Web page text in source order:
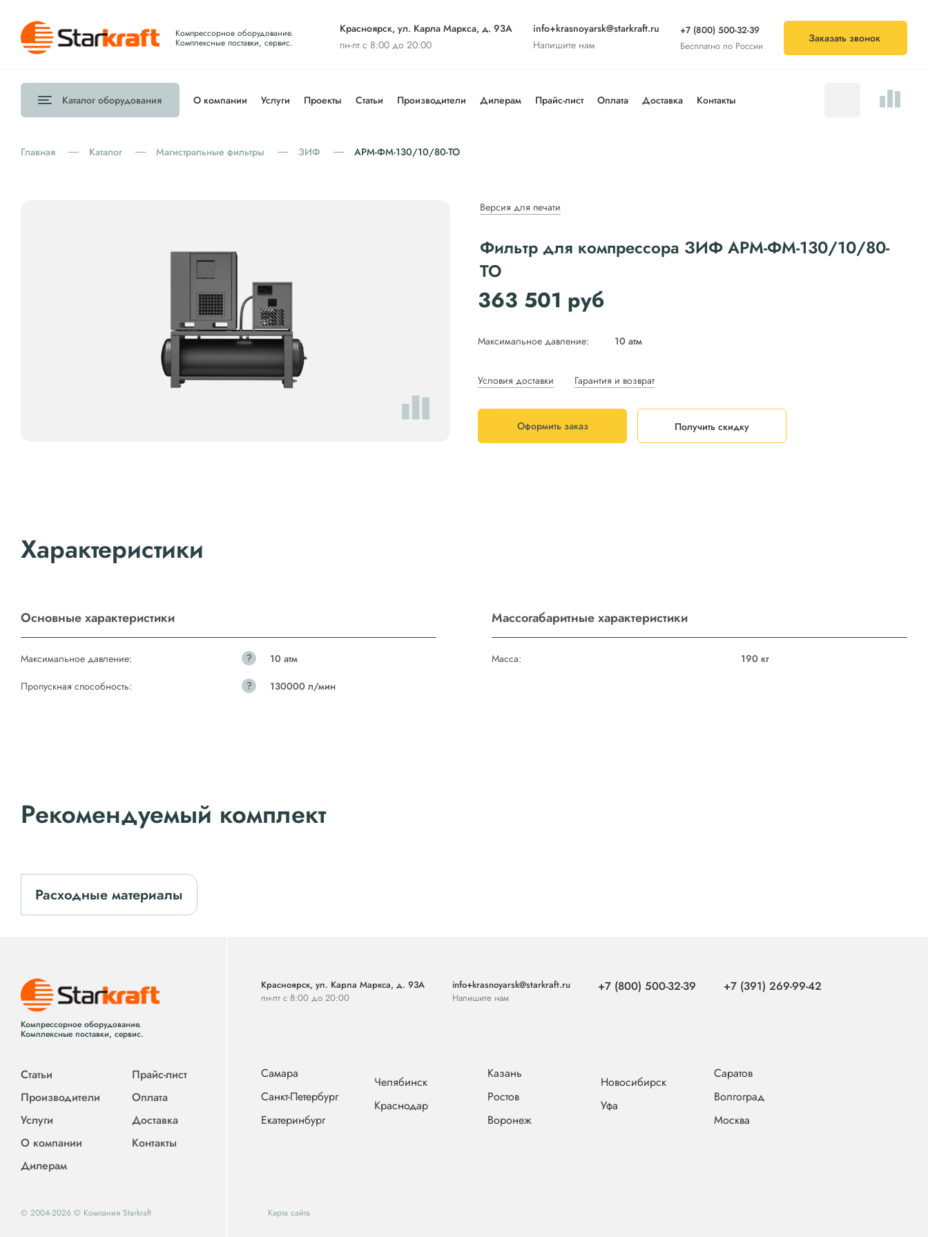
Компрессорное оборудование.
Комплексные поставки, сервис.
Красноярск, ул. Карла Маркса, д. 93А
пн-пт с 8:00 до 20:00
info+krasnoyarsk@starkraft.ru
Напишите нам
+7 (800) 500-32-39
Бесплатно по России
Заказать звонок
Каталог оборудования О компании Услуги Проекты Статьи Производители Дилерам Прайс-лист Оплата Доставка Контакты
Главная Каталог Магистральные фильтры ЗИФ АРМ-ФМ-130/10/80-ТО
Версия для печати
Фильтр для компрессора ЗИФ АРМ-ФМ-130/10/80-
ТО
363 501 руб
Максимальное давление: 10 атм
Условия доставки Гарантия и возврат
Оформить заказ Получить скидку
Характеристики
Основные характеристики
Максимальное давление: ?
10 атм
Пропускная способность:
? 130000 л/мин
Массогабаритные характеристики
Масса: 190 кг
Рекомендуемый комплект
Расходные материалы
Компрессорное оборудование.
Комплексные поставки, сервис.
Красноярск, ул. Карла Маркса, д. 93А
пн-пт с 8:00 до 20:00
info+krasnoyarsk@starkraft.ru
Напишите нам
+7 (800) 500-32-39 +7 (391) 269-99-42
Статьи
Производители
Услуги
О компании
Дилерам
Прайс-лист
Оплата
Доставка
Контакты
Самара
Санкт-Петербург
Екатеринбург
Челябинск
Краснодар
Казань
Ростов
Воронеж
Новосибирск
Уфа
Саратов
Волгоград
Москва
© 2004-2026 © Компания Starkraft Карта сайта